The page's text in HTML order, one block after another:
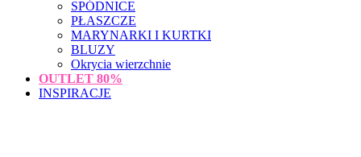
SPÓDNICE
PŁASZCZE
MARYNARKI I KURTKI
BLUZY
Okrycia wierzchnie
OUTLET 80%
INSPIRACJE